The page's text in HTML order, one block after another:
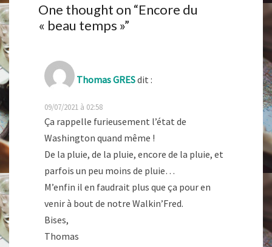
One thought on “Encore du
« beau temps »”
Thomas GRESdit :
09/07/2021 à 02:58
Ça rappelle furieusement l’état de
Washington quand même !
De la pluie, de la pluie, encore de la pluie, et
parfois un peu moins de pluie…
M’enfin il en faudrait plus que ça pour en
venir à bout de notre Walkin’Fred.
Bises,
Thomas